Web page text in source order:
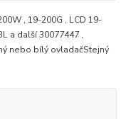
, 19-200G , LCD 19-
a další 30077447 ,
nebo bílý ovladačStejný